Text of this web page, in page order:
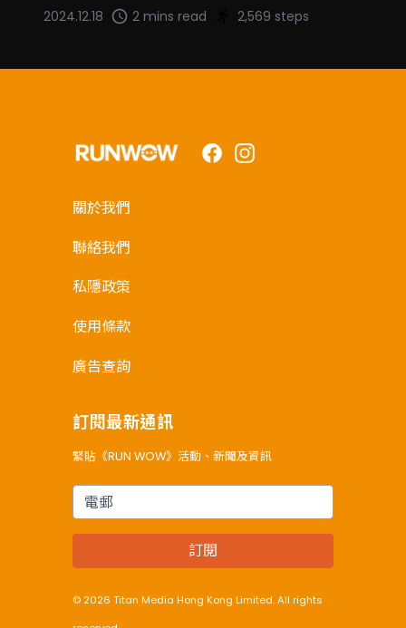
2024.12.18 2 mins read 2,569 steps
FacebookInstagram
關於我們
聯絡我們
私隱政策
使用條款
廣告查詢
訂閱最新通訊
緊貼《RUN WOW》活動、新聞及資訊
電郵
訂閱
© 2026 Titan Media Hong Kong Limited. All rights